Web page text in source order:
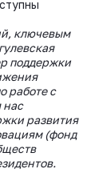
ключевым
поддержки
работе с
нас
развития
(фонд